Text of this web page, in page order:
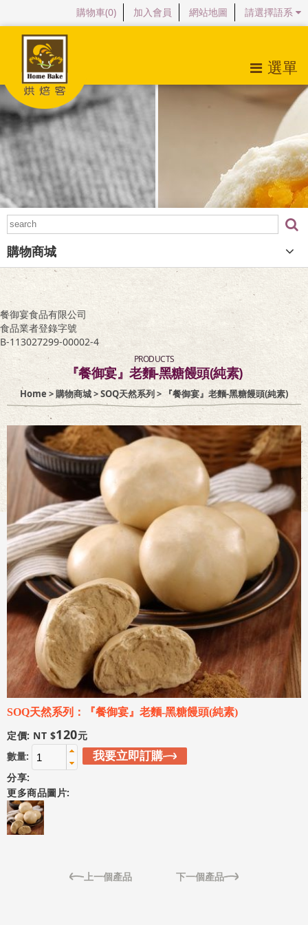
購物車(0) 加入會員 網站地圖 請選擇語系
選單
關於烘焙客
最新消息
產品特色
購物商城
檔案下載
常見問題
客服專區
購物商城
餐御宴食品有限公司
食品業者登錄字號
B-113027299-00002-4
PRODUCTS
『餐御宴』老麵-黑糖饅頭(純素)
Home>購物商城>SOQ天然系列> 『餐御宴』老麵-黑糖饅頭(純素)
SOQ天然系列：『餐御宴』老麵-黑糖饅頭(純素)
定價: NT $120元
數量:
我要立即訂購
分享:
更多商品圖片:
上一個產品 下一個產品